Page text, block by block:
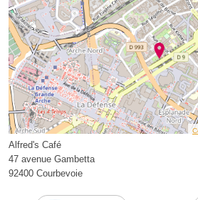
Alfred's Café
47 avenue Gambetta
92400 Courbevoie